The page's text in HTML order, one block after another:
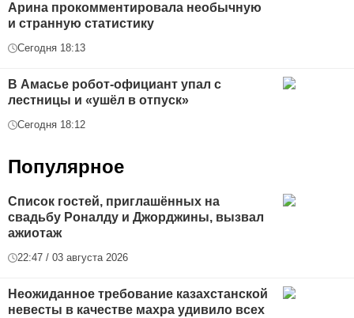
Арина прокомментировала необычную
и странную статистику
Сегодня 18:13
В Амасье робот-официант упал с
лестницы и «ушёл в отпуск»
Сегодня 18:12
Популярное
Список гостей, приглашённых на
свадьбу Роналду и Джорджины, вызвал
ажиотаж
22:47 / 03 августа 2026
Неожиданное требование казахстанской
невесты в качестве махра удивило всех